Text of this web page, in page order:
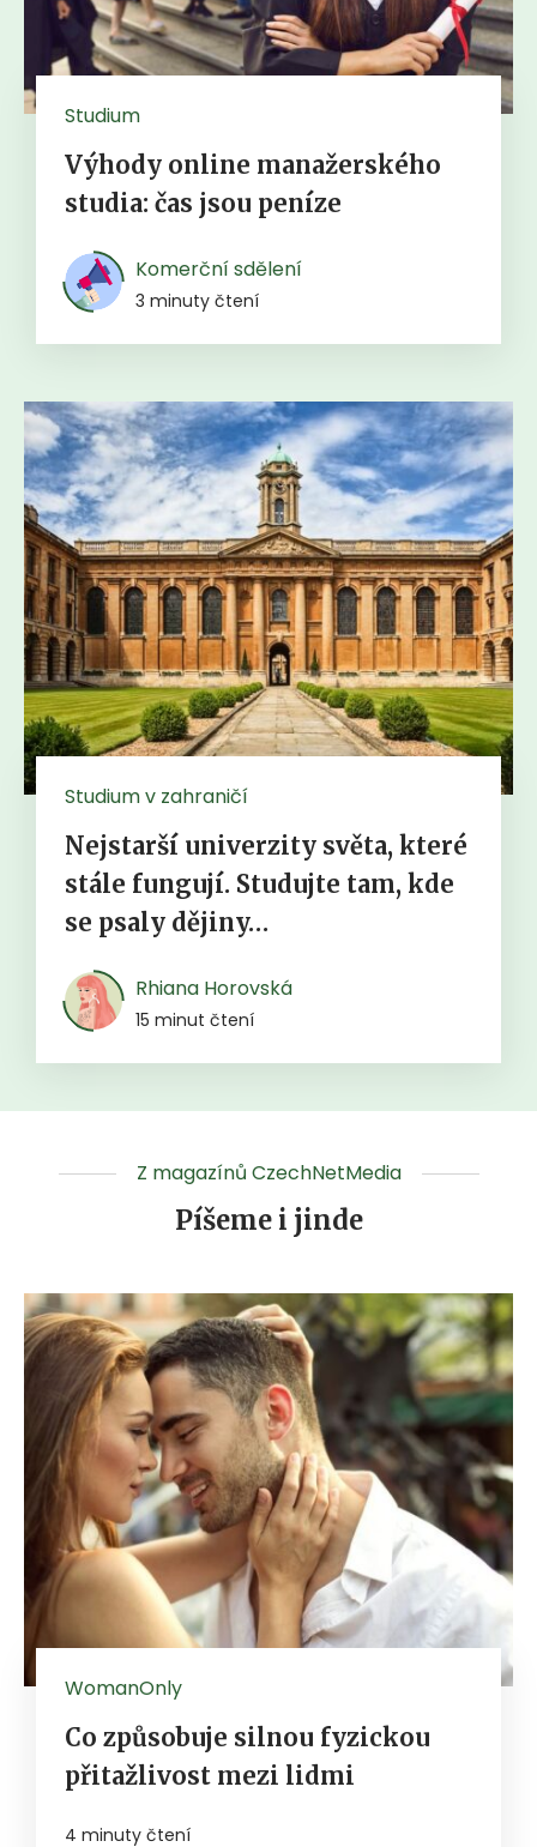
Studium
Výhody online manažerského
studia: čas jsou peníze
Komerční sdělení
3 minuty čtení
Studium v zahraničí
Nejstarší univerzity světa, které
stále fungují. Studujte tam, kde
se psaly dějiny…
Rhiana Horovská
15 minut čtení
Z magazínů CzechNetMedia
Píšeme i jinde
WomanOnly
Co způsobuje silnou fyzickou
přitažlivost mezi lidmi
4 minuty čtení